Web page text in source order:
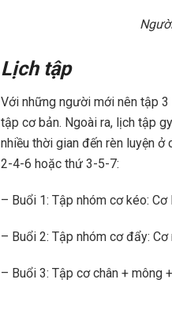
Lịch tập
Với những người mới nên tập
tập cơ bản. Ngoài ra, lịch tập
nhiều thời gian đến rèn luyện
2-4-6 hoặc thứ 3-5-7:
– Buổi 1: Tập nhóm cơ kéo:
– Buổi 2: Tập nhóm cơ đẩy:
– Buổi 3: Tập cơ chân + mông